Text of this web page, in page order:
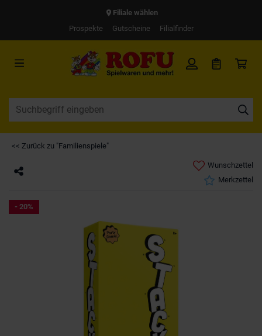
Filiale wählen
Prospekte
Gutscheine Filialfinder
<< Zurück zu "Familienspiele"
Wunschzettel
Merkzettel
- 20%